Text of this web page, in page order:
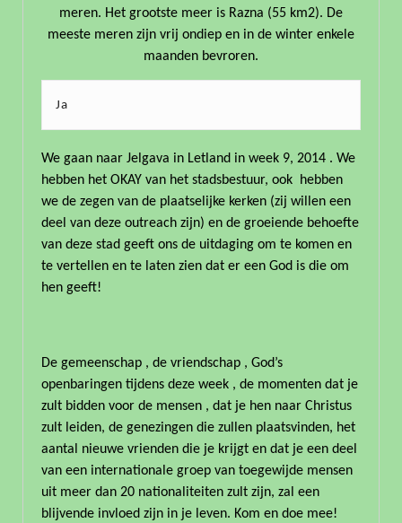
meren. Het grootste meer is Razna (55 km2). De
meeste meren zijn vrij ondiep en in de winter enkele
maanden bevroren.
Ja
We gaan naar Jelgava in Letland in week 9, 2014 . We
hebben het OKAY van het stadsbestuur, ook hebben
we de zegen van de plaatselijke kerken (zij willen een
deel van deze outreach zijn) en de groeiende behoefte
van deze stad geeft ons de uitdaging om te komen en
te vertellen en te laten zien dat er een God is die om
hen geeft!
De gemeenschap , de vriendschap , God’s
openbaringen tijdens deze week , de momenten dat je
zult bidden voor de mensen , dat je hen naar Christus
zult leiden, de genezingen die zullen plaatsvinden, het
aantal nieuwe vrienden die je krijgt en dat je een deel
van een internationale groep van toegewijde mensen
uit meer dan 20 nationaliteiten zult zijn, zal een
blijvende invloed zijn in je leven. Kom en doe mee!